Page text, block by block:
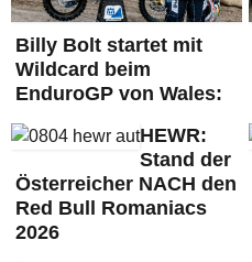
Billy Bolt startet mit
Wildcard beim
EnduroGP von Wales:
HEWR:
Stand der
Österreicher NACH den
Red Bull Romaniacs
2026